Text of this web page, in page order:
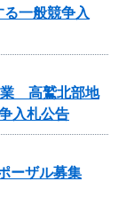
一般競争入
業 高鷲北部地
入札公告
ーザル募集